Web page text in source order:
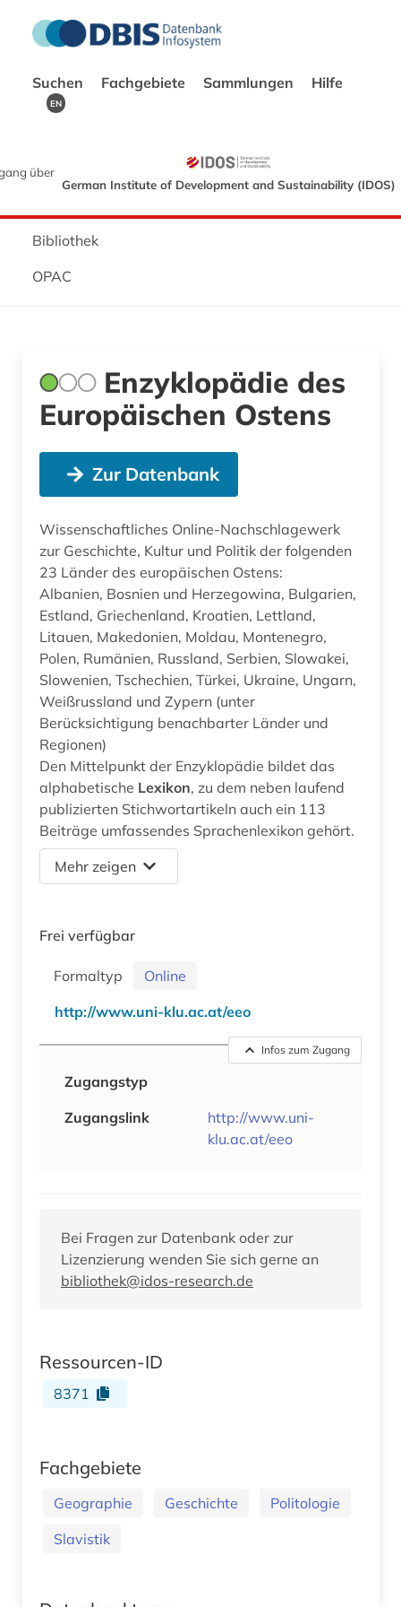
Suchen Fachgebiete Sammlungen Hilfe
EN
über
German Institute of Development and Sustainability (IDOS)
Bibliothek
OPAC
Enzyklopädie des
Europäischen Ostens
Zur Datenbank
Wissenschaftliches Online-Nachschlagewerk
zur Geschichte, Kultur und Politik der folgenden
23 Länder des europäischen Ostens:
Albanien, Bosnien und Herzegowina, Bulgarien,
Estland, Griechenland, Kroatien, Lettland,
Litauen, Makedonien, Moldau, Montenegro,
Polen, Rumänien, Russland, Serbien, Slowakei,
Slowenien, Tschechien, Türkei, Ukraine, Ungarn,
Weißrussland und Zypern (unter
Berücksichtigung benachbarter Länder und
Regionen)
Den Mittelpunkt der Enzyklopädie bildet das
alphabetische Lexikon, zu dem neben laufend
publizierten Stichwortartikeln auch ein 113
Beiträge umfassendes Sprachenlexikon gehört.
Mehr zeigen
Frei verfügbar
Formaltyp
Online
http://www.uni-klu.ac.at/eeo
Infos zum Zugang
Zugangstyp
Zugangslink
http://www.uni-
klu.ac.at/eeo
Bei Fragen zur Datenbank oder zur
Lizenzierung wenden Sie sich gerne an
bibliothek@idos-research.de
Ressourcen-ID
8371
Fachgebiete
Geographie Geschichte
Politologie
Slavistik